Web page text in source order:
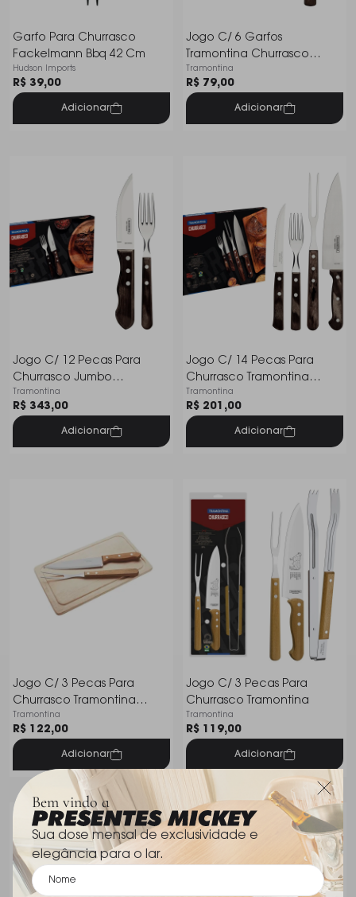
Bem vindo a
Sua dose mensal de exclusividade e
elegância para o lar.
Garfo Para Churrasco
Fackelmann Bbq 42 Cm
Hudson Imports
R$ 39,00
Adicionar
Jogo C/ 6 Garfos
Tramontina Churrasco
Polywood Cabo Castanho
Tramontina
R$ 79,00
Adicionar
Jogo C/ 12 Pecas Para
Churrasco Jumbo
Tramontina Polywood
Tramontina
R$ 343,00
Adicionar
Jogo C/ 14 Pecas Para
Churrasco Tramontina
Churrasco Cabo Madeira
Tramontina
R$ 201,00
Adicionar
Jogo C/ 3 Pecas Para
Churrasco Tramontina
Dynamic
Tramontina
R$ 122,00
Adicionar
Jogo C/ 3 Pecas Para
Churrasco Tramontina
Tramontina
R$ 119,00
Adicionar